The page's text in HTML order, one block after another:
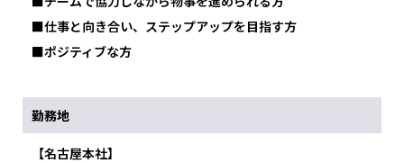
■仕事と向き合い、ステップアップを目指す方
■ポジティブな方
勤務地
【名古屋本社】